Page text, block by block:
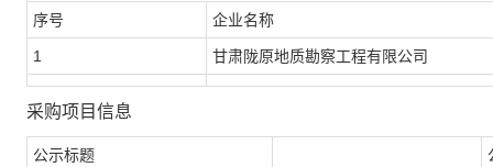
序号 企业名称
1 甘肃陇原地质勘察工程有限公司
采购项目信息
公示标题